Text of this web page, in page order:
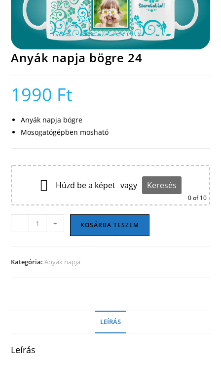
Anyák napja bögre 24
1990 Ft
Anyák napja bögre
Mosogatógépben mosható
Húzd be a képet vagy Keresés
0of 10
napja
- + KOSÁRBA TESZEM
Kategória:Anyák napja
LEÍRÁS
Leírás